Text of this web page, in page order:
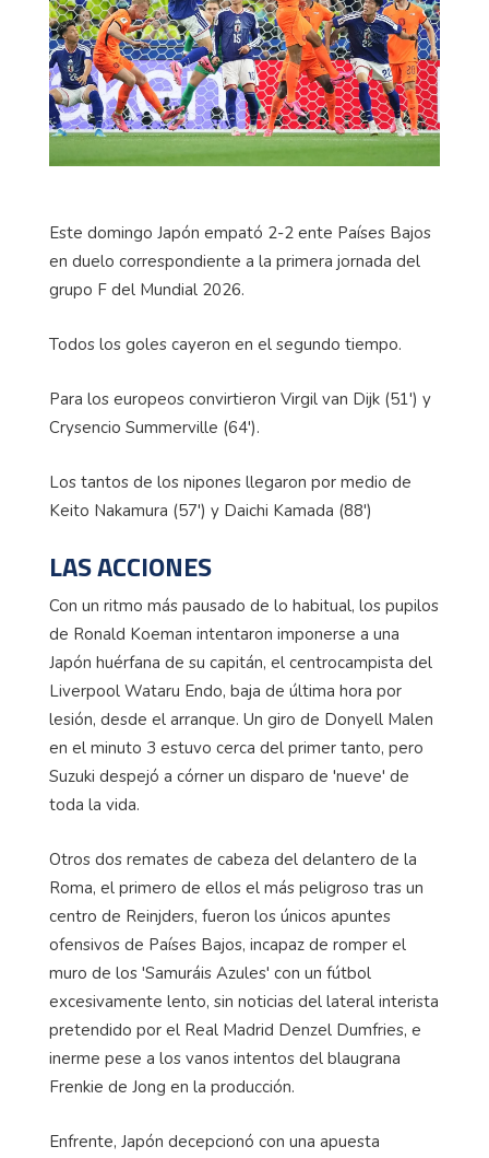
Este domingo Japón empató 2-2 ente Países Bajos
en duelo correspondiente a la primera jornada del
grupo F del Mundial 2026.
Todos los goles cayeron en el segundo tiempo.
Para los europeos convirtieron Virgil van Dijk (51') y
Crysencio Summerville (64').
Los tantos de los nipones llegaron por medio de
Keito Nakamura (57') y Daichi Kamada (88')
LAS ACCIONES
Con un ritmo más pausado de lo habitual, los pupilos
de Ronald Koeman intentaron imponerse a una
Japón huérfana de su capitán, el centrocampista del
Liverpool Wataru Endo, baja de última hora por
lesión, desde el arranque. Un giro de Donyell Malen
en el minuto 3 estuvo cerca del primer tanto, pero
Suzuki despejó a córner un disparo de 'nueve' de
toda la vida.
Otros dos remates de cabeza del delantero de la
Roma, el primero de ellos el más peligroso tras un
centro de Reinjders, fueron los únicos apuntes
ofensivos de Países Bajos, incapaz de romper el
muro de los 'Samuráis Azules' con un fútbol
excesivamente lento, sin noticias del lateral interista
pretendido por el Real Madrid Denzel Dumfries, e
inerme pese a los vanos intentos del blaugrana
Frenkie de Jong en la producción.
Enfrente, Japón decepcionó con una apuesta